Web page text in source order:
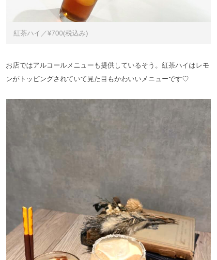
紅茶ハイ／¥700(税込み)
お店ではアルコールメニューも提供しているそう。紅茶ハイはレモ
ンがトッピングされていて見た目もかわいいメニューです♡